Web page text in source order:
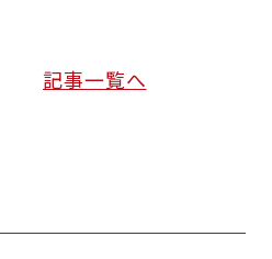
記事一覧へ